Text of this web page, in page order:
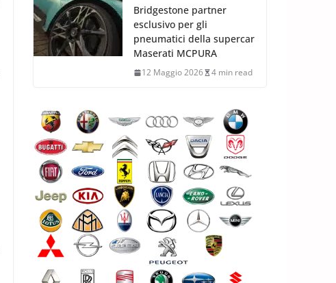
Bridgestone partner
esclusivo per gli
pneumatici della supercar
Maserati MCPURA
12 Maggio 2026 4 min read